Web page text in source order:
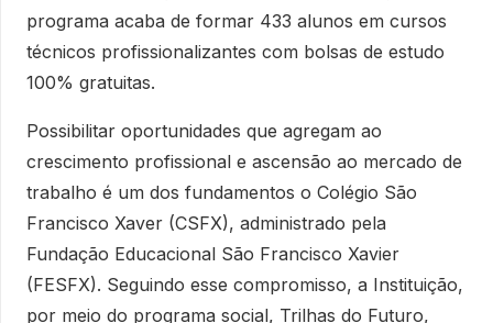
programa acaba de formar 433 alunos em cursos
técnicos profissionalizantes com bolsas de estudo
100% gratuitas.
Possibilitar oportunidades que agregam ao
crescimento profissional e ascensão ao mercado de
trabalho é um dos fundamentos o Colégio São
Francisco Xaver (CSFX), administrado pela
Fundação Educacional São Francisco Xavier
(FESFX). Seguindo esse compromisso, a Instituição,
por meio do programa social, Trilhas do Futuro,